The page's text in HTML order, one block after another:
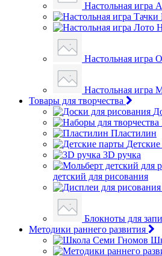
Настольная игра
Настольная игра
Настольная игра
Товары для творчества
Пластилин
3D ручка
детский для рисования
Блокноты для
Методики раннего развития